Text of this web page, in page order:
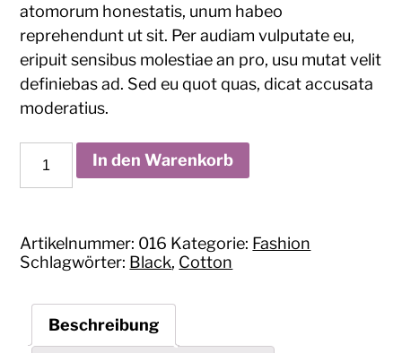
atomorum honestatis, unum habeo
reprehendunt ut sit. Per audiam vulputate eu,
eripuit sensibus molestiae an pro, usu mutat velit
definiebas ad. Sed eu quot quas, dicat accusata
moderatius.
Urban
T-
In den Warenkorb
Artikelnummer: 016 Kategorie: Fashion
Schlagwörter: Black, Cotton
Beschreibung